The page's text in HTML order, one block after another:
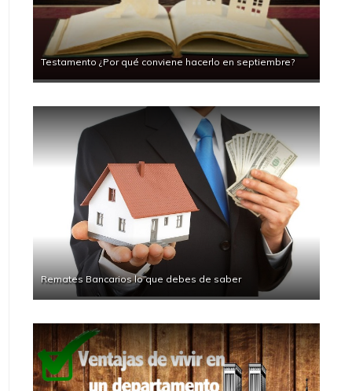
Testamento ¿Por qué conviene hacerlo en septiembre?
Remates Bancarios lo que debes de saber